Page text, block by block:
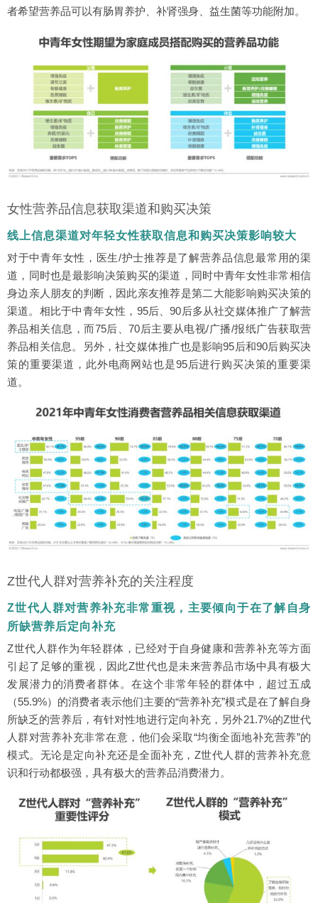
者希望营养品可以有肠胃养护、补肾强身、益生菌等功能附加。
女性营养品信息获取渠道和购买决策
线上信息渠道对年轻女性获取信息和购买决策影响较大
对于中青年女性，医生/护士推荐是了解营养品信息最常用的渠
道，同时也是最影响决策购买的渠道，同时中青年女性非常相信
身边亲人朋友的判断，因此亲友推荐是第二大能影响购买决策的
渠道。相比于中青年女性，95后、90后多从社交媒体推广了解营
养品相关信息，而75后、70后主要从电视/广播/报纸广告获取营
养品相关信息。另外，社交媒体推广也是影响95后和90后购买决
策的重要渠道，此外电商网站也是95后进行购买决策的重要渠
道。
Z世代人群对营养补充的关注程度
Z世代人群对营养补充非常重视，主要倾向于在了解自身
所缺营养后定向补充
Z世代人群作为年轻群体，已经对于自身健康和营养补充等方面
引起了足够的重视，因此Z世代也是未来营养品市场中具有极大
发展潜力的消费者群体。在这个非常年轻的群体中，超过五成
（55.9%）的消费者表示他们主要的“营养补充”模式是在了解自身
所缺乏的营养后，有针对性地进行定向补充，另外21.7%的Z世代
人群对营养补充非常在意，他们会采取“均衡全面地补充营养”的
模式。无论是定向补充还是全面补充，Z世代人群的营养补充意
识和行动都极强，具有极大的营养品消费潜力。